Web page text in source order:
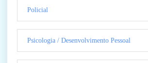
Policial
Psicologia / Desenvolvimento Pessoal